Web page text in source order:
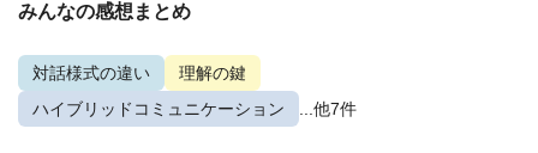
みんなの感想まとめ
対話様式の違い
理解の鍵
ハイブリッドコミュニケーション
...他7件